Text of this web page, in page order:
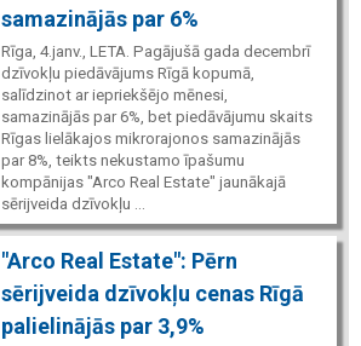
samazinājās par 6%
Rīga, 4.janv., LETA. Pagājušā gada decembrī
dzīvokļu piedāvājums Rīgā kopumā,
salīdzinot ar iepriekšējo mēnesi,
samazinājās par 6%, bet piedāvājumu skaits
Rīgas lielākajos mikrorajonos samazinājās
par 8%, teikts nekustamo īpašumu
kompānijas "Arco Real Estate" jaunākajā
sērijveida dzīvokļu ...
"Arco Real Estate": Pērn
sērijveida dzīvokļu cenas Rīgā
palielinājās par 3,9%